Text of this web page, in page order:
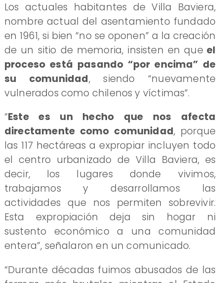
Los actuales habitantes de Villa Baviera,
nombre actual del asentamiento fundado
en 1961, si bien “no se oponen” a la creación
de un sitio de memoria, insisten en que el
proceso está pasando “por encima” de
su comunidad, siendo “nuevamente
vulnerados como chilenos y víctimas”.
“Este es un hecho que nos afecta
directamente como comunidad, porque
las 117 hectáreas a expropiar incluyen todo
el centro urbanizado de Villa Baviera, es
decir, los lugares donde vivimos,
trabajamos y desarrollamos las
actividades que nos permiten sobrevivir.
Esta expropiación deja sin hogar ni
sustento económico a una comunidad
entera”, señalaron en un comunicado.
“Durante décadas fuimos abusados de las